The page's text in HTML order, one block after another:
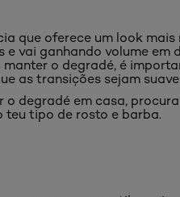
que oferece um look
vai ganhando volume em
o degradé, é
as transições sejam
degradé em casa,
tipo de rosto e barba.